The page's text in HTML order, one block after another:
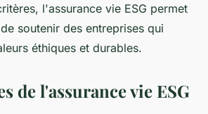
l'assurance vie ESG permet
soutenir des entreprises qui
éthiques et durables.
de l'assurance vie ESG